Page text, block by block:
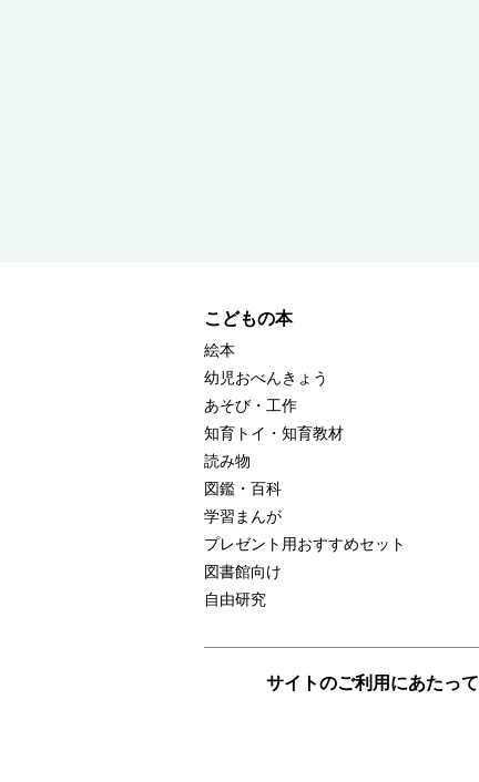
こどもの本
絵本
幼児おべんきょう
あそび・工作
知育トイ・知育教材
読み物
図鑑・百科
学習まんが
プレゼント用おすすめセット
図書館向け
自由研究
サイトのご利用にあたって